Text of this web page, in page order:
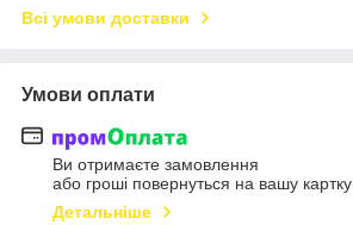
Всі умови доставки
Умови оплати
Ви отримаєте замовлення
або гроші повернуться на вашу картку
Детальніше